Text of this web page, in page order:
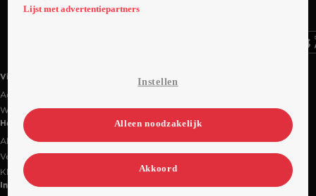
naar
Videoland
Actiecode
Werken bij RTL
Handige links
Alle films & series
Veelgestelde vragen
Klantenservice
Informatie
Lijst met advertentiepartners
Instellen
Alleen noodzakelijk
Akkoord